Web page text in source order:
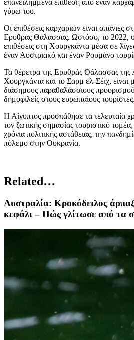
γύρω του.
Οι επιθέσεις καρχαριών είναι σπάνιες
Ερυθράς Θάλασσας. Ωστόσο, το 2022,
επιθέσεις στη Χουργκάντα μέσα σε
έναν Αυστριακό και έναν Ρουμάνο
Τα θέρετρα της Ερυθράς Θάλασσας της
Χουργκάντα και το Σαρμ ελ-Σέιχ, είναι
διάσημους παραθαλάσσιους
δημοφιλείς στους ευρωπαίους
Η Αίγυπτος προσπάθησε τα τελευταία
τον ζωτικής σημασίας τουριστικό
χρόνια πολιτικής αστάθειας, την
πόλεμο στην Ουκρανία.
Related…
Αυστραλία: Κροκόδειλος
κεφάλι – Πώς γλίτωσε από τα